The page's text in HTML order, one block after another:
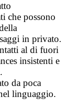
che possono
in privato.
al di fuori
insistenti e
da poca
linguaggio.